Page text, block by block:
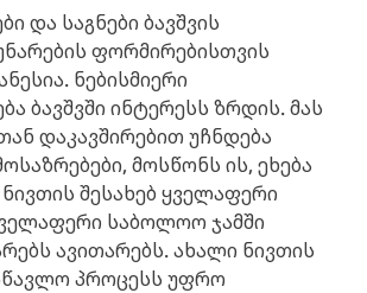
და საგნები ბავშვის
ფორმირებისთვის
ნებისმიერი
ბავშვში ინტერესს ზრდის. მას
დაკავშირებით უჩნდება
მოსწონს ის, ეხება
შესახებ ყველაფერი
საბოლოო ჯამში
ავითარებს. ახალი ნივთის
პროცესს უფრო